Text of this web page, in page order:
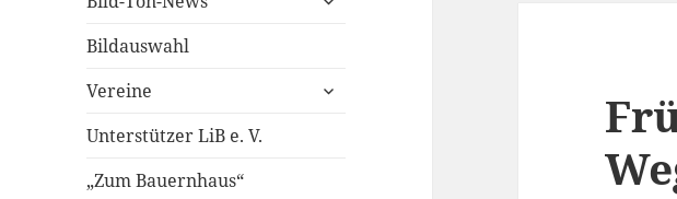
Bildauswahl
Vereine
untermenü
Unterstützer LiB e. V.
„Zum Bauernhaus“